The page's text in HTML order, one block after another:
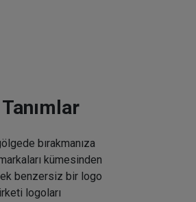
bırakmanıza
kümesinden
benzersiz bir logo
logoları